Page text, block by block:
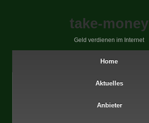
take-money
Geld verdienen im Internet
Home
Aktuelles
Anbieter